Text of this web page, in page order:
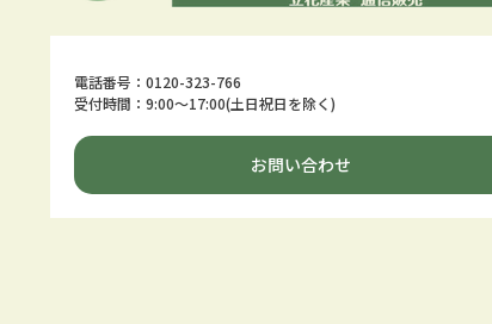
電話番号：0120-323-766
受付時間：9:00～17:00(土日祝日を除く)
お問い合わせ